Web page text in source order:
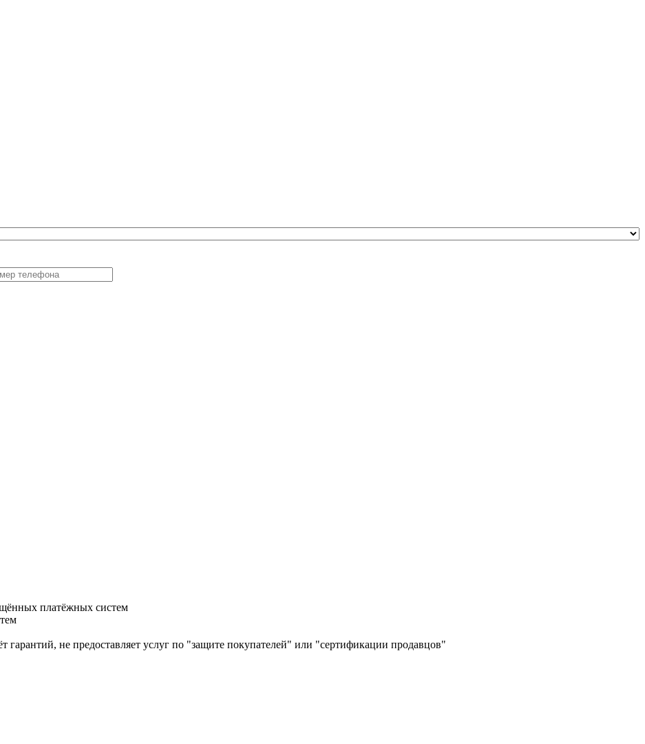
платёжных систем
гарантий, не предоставляет услуг по "защите покупателей" или "сертификации продавцов"